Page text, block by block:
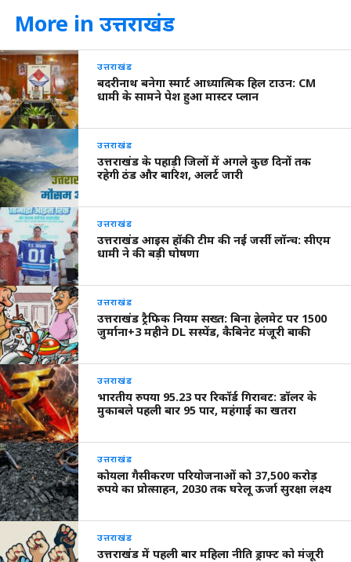
More in उत्तराखंड
उत्तराखंड
बदरीनाथ बनेगा स्मार्ट आध्यात्मिक हिल टाउन: CM
धामी के सामने पेश हुआ मास्टर प्लान
उत्तराखंड
उत्तराखंड के पहाड़ी जिलों में अगले कुछ दिनों तक
रहेगी ठंड और बारिश, अलर्ट जारी
उत्तराखंड
उत्तराखंड आइस हॉकी टीम की नई जर्सी लॉन्च: सीएम
धामी ने की बड़ी घोषणा
उत्तराखंड
उत्तराखंड ट्रैफिक नियम सख्त: बिना हेलमेट पर 1500
जुर्माना+3 महीने DL सस्पेंड, कैबिनेट मंजूरी बाकी
उत्तराखंड
भारतीय रुपया 95.23 पर रिकॉर्ड गिरावट: डॉलर के
मुकाबले पहली बार 95 पार, महंगाई का खतरा
उत्तराखंड
कोयला गैसीकरण परियोजनाओं को 37,500 करोड़
रुपये का प्रोत्साहन, 2030 तक घरेलू ऊर्जा सुरक्षा लक्ष्य
उत्तराखंड
उत्तराखंड में पहली बार महिला नीति ड्राफ्ट को मंजूरी